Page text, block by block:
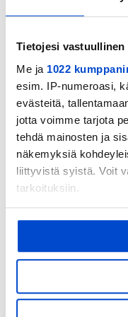
Tietojesi vastuullinen
Me ja 1022
esim. IP-numeroasi,
evästeitä,
jotta voimme tarjota
tehdä mainosten ja
näkemyksiä
liittyvistä syistä. Voit
tarkoituksiin.
Jos sallit, haluamme
Kerätä tietoja
mahdollisesti
Tunnistaa
ominaispiirteitä
projektissa, sillä
liikutaan erittäin
yhteyspäällikkö
Dream Spark -
nyrkkeilyn
jääkiekkoilun
Marko Anttila
Emma Kimiläinen.
huippusuosittua
muissa lajeissa
ammattilaisia.
myöhemmin.